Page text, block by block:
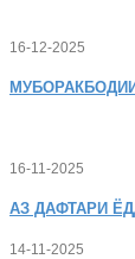
16-12-2025
МУБОРАКБОДИИ
16-11-2025
АЗ ДАФТАРИ
14-11-2025